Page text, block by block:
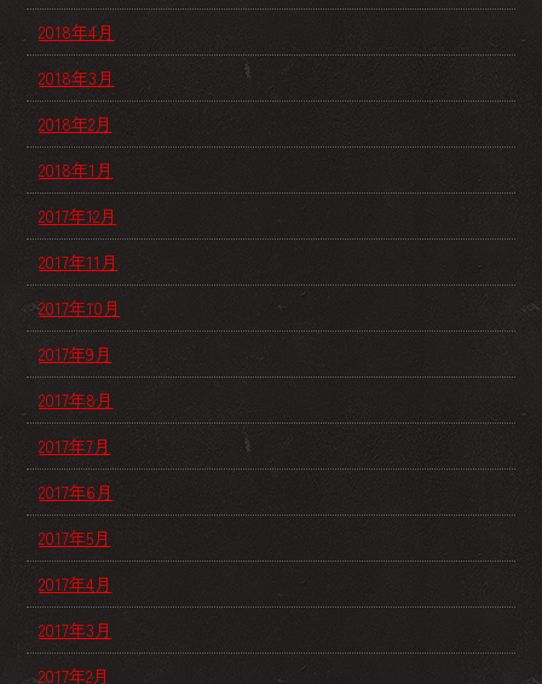
2018年4月
2018年3月
2018年2月
2018年1月
2017年12月
2017年11月
2017年10月
2017年9月
2017年8月
2017年7月
2017年6月
2017年5月
2017年4月
2017年3月
2017年2月